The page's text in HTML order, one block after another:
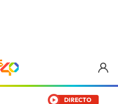
DIRECTO